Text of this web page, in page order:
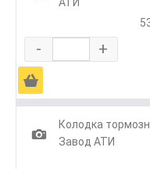
- +
Ä
1
Колодка
Завод АТИ